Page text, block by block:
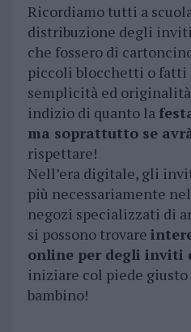
Ricordiamo tutti a
distribuzione degli
che fossero di
piccoli blocchetti o fatti
semplicità ed
indizio di quanto la
ma soprattutto se
rispettare!
Nell’era digitale, gli
più necessariamente
negozi specializzati di
si possono trovare
online per degli inviti
iniziare col piede
bambino!